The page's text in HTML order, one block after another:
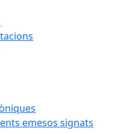
emesos signats